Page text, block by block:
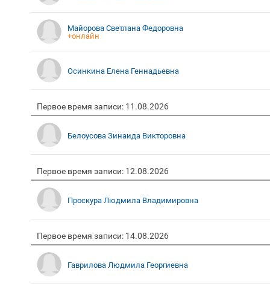
Майорова Светлана Федоровна
+онлайн
Осинкина Елена Геннадьевна
Первое время записи: 11.08.2026
Белоусова Зинаида Викторовна
Первое время записи: 12.08.2026
Проскура Людмила Владимировна
Первое время записи: 14.08.2026
Гаврилова Людмила Георгиевна